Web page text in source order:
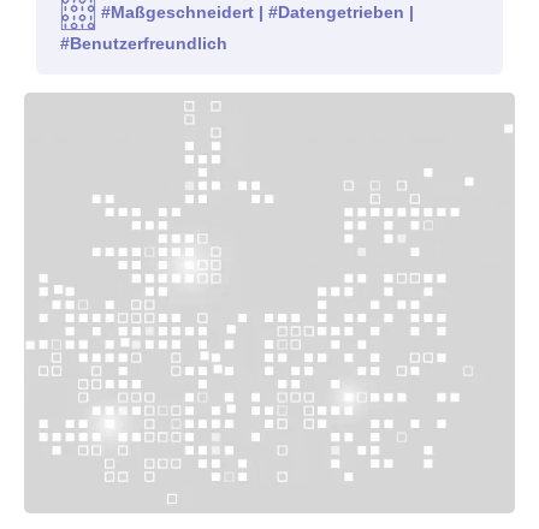
#Maßgeschneidert | #Datengetrieben |
#Benutzerfreundlich